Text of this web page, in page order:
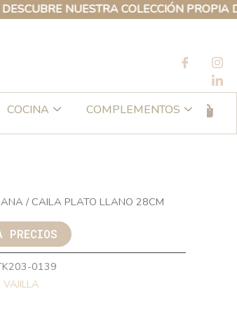
NUESTRA COLECCIÓN PROPIA DE
COCINA
COMPLEMENTOS
/ CAILA PLATO LLANO 28CM
PRECIOS
0139
VAJILLA